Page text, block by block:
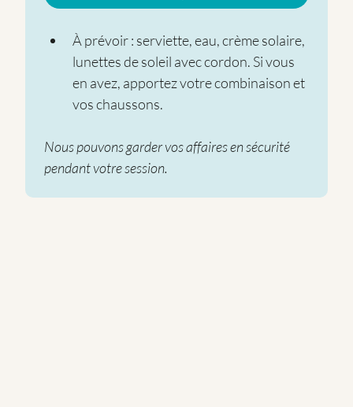
À prévoir : serviette, eau, crème solaire,
lunettes de soleil avec cordon. Si vous
en avez, apportez votre combinaison et
vos chaussons.
Nous pouvons garder vos affaires en sécurité
pendant votre session.